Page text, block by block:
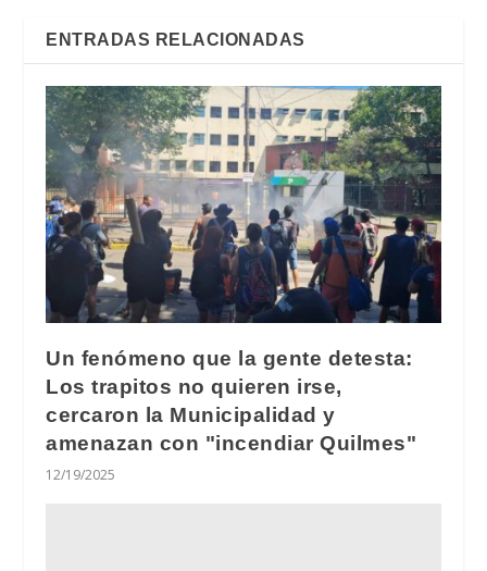
ENTRADAS RELACIONADAS
Un fenómeno que la gente detesta:
Los trapitos no quieren irse,
cercaron la Municipalidad y
amenazan con "incendiar Quilmes"
12/19/2025